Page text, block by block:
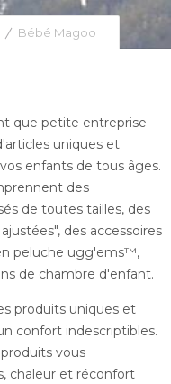
Bébé Magoo
que petite entreprise
uniques et
enfants de tous âges.
des
de toutes tailles, des
des accessoires
peluche ugg'ems™,
de chambre d'enfant.
produits uniques et
confort indescriptibles.
vous
chaleur et réconfort